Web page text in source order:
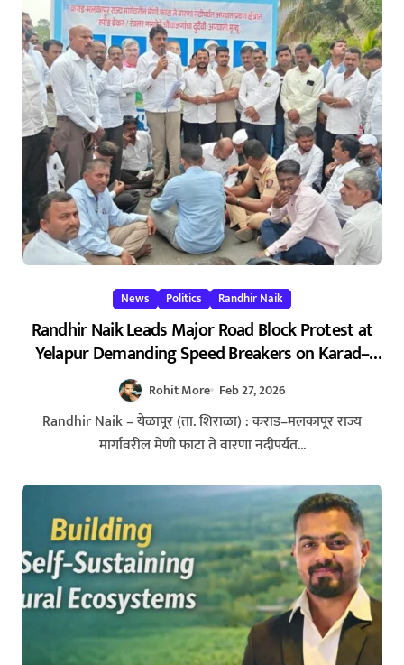
News Politics Randhir Naik
Randhir Naik Leads Major Road Block Protest at
Yelapur Demanding Speed Breakers on Karad–
Malkapur Highway – येळापूर येथे रास्ता रोको आंदोलन :
रणधीर नाईक यांच्या नेतृत्वाखाली नागरिकांचा संताप
Rohit More Feb 27, 2026
Randhir Naik – येळापूर (ता. शिराळा) : कराड–मलकापूर राज्य
मार्गावरील मेणी फाटा ते वारणा नदीपर्यंत...